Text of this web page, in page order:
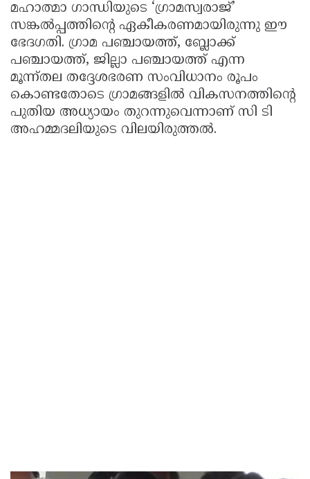
മഹാത്മാ ഗാന്ധിയുടെ ‘ഗ്രാമസ്വരാജ്’
സങ്കൽപ്പത്തിന്റെ ഏകീകരണമായിരുന്നു ഈ
ഭേദഗതി. ഗ്രാമ പഞ്ചായത്ത്, ബ്ലോക്ക്
പഞ്ചായത്ത്, ജില്ലാ പഞ്ചായത്ത് എന്ന
മൂന്ന്‌തല തദ്ദേശഭരണ സംവിധാനം രൂപം
കൊണ്ടതോടെ ഗ്രാമങ്ങളിൽ വികസനത്തിന്റെ
പുതിയ അധ്യായം തുറന്നുവെന്നാണ് സി ടി
അഹമ്മദലിയുടെ വിലയിരുത്തൽ.